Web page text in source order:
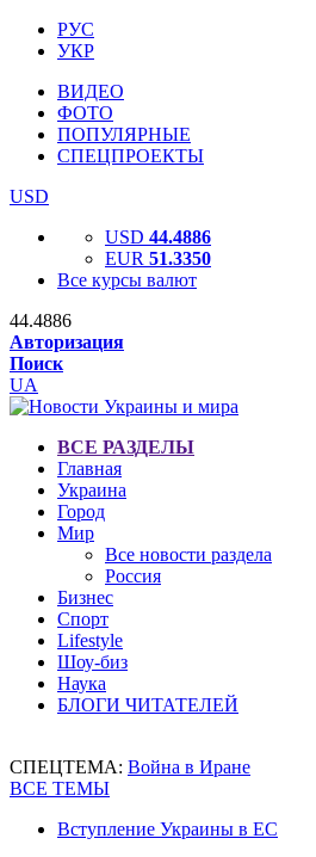
РУС
УКР
ВИДЕО
ФОТО
ПОПУЛЯРНЫЕ
СПЕЦПРОЕКТЫ
USD
USD 44.4886
EUR 51.3350
Все курсы валют
44.4886
Авторизация
Поиск
UA
ВСЕ РАЗДЕЛЫ
Главная
Украина
Город
Мир
Все новости раздела
Россия
Бизнес
Спорт
Lifestyle
Шоу-биз
Наука
БЛОГИ ЧИТАТЕЛЕЙ
СПЕЦТЕМА: Война в Иране
ВСЕ ТЕМЫ
Вступление Украины в ЕС